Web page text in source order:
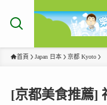
首頁 Japan 日本 京都 Kyoto
[京都美食推薦]